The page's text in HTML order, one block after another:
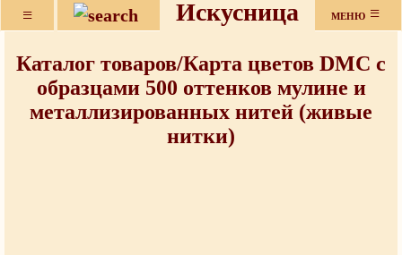
≡ Искусница МЕНЮ ≡
Каталог товаров/Карта цветов DMC с
образцами 500 оттенков мулине и
металлизированных нитей (живые
нитки)